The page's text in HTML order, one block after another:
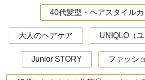
40代髪型・ヘアスタイル
大人のヘアケア UNIQLO（
Junior STORY ファッシ